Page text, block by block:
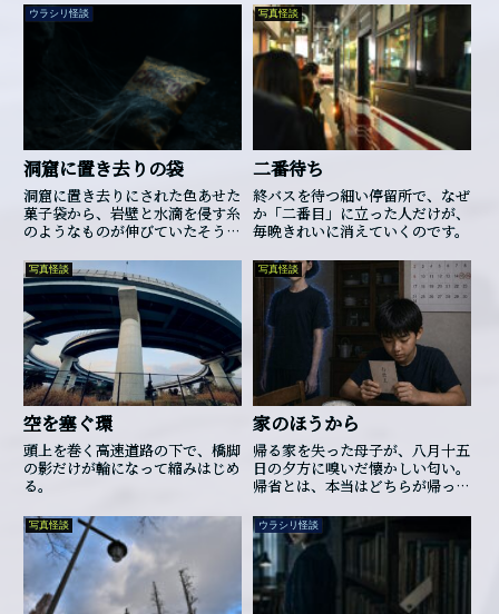
していた。
ウラシリ怪談
洞窟に置き去りの袋
洞窟に置き去りにされた色あせた
菓子袋から、岩壁と水滴を侵す糸
のようなものが伸びていたそうで
写真怪談
二番待ち
終バスを待つ細い停留所で、なぜ
か「二番目」に立った人だけが、
毎晩きれいに消えていくのです。
写真怪談
空を塞ぐ環
頭上を巻く高速道路の下で、橋脚
の影だけが輪になって縮みはじめ
る。
写真怪談
家のほうから
帰る家を失った母子が、八月十五
日の夕方に嗅いだ懐かしい匂い。
帰省とは、本当はどちらが帰って
写真怪談 ウラシリ怪談